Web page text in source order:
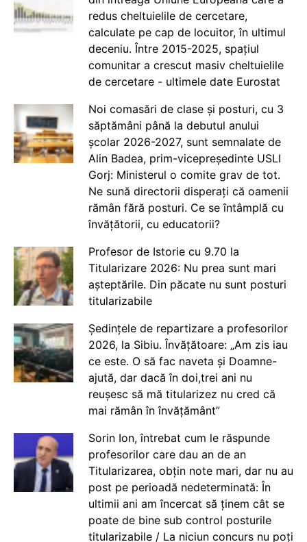
redus cheltuielile de cercetare,
calculate pe cap de locuitor, în ultimul
deceniu. Între 2015-2025, spațiul
comunitar a crescut masiv cheltuielile
de cercetare - ultimele date Eurostat
Noi comasări de clase și posturi, cu 3
săptămâni până la debutul anului
școlar 2026-2027, sunt semnalate de
Alin Badea, prim-vicepreședinte USLI
Gorj: Ministerul o comite grav de tot.
Ne sună directorii disperați că oamenii
rămân fără posturi. Ce se întâmplă cu
învățătorii, cu educatorii?
Profesor de Istorie cu 9.70 la
Titularizare 2026: Nu prea sunt mari
așteptările. Din păcate nu sunt posturi
titularizabile
Ședințele de repartizare a profesorilor
2026, la Sibiu. Învățătoare: „Am zis iau
ce este. O să fac naveta și Doamne-
ajută, dar dacă în doi,trei ani nu
reușesc să mă titularizez nu cred că
mai rămân în învățământ”
Sorin Ion, întrebat cum le răspunde
profesorilor care dau an de an
Titularizarea, obțin note mari, dar nu au
post pe perioadă nedeterminată: În
ultimii ani am încercat să ținem cât se
poate de bine sub control posturile
titularizabile / La niciun concurs nu poți